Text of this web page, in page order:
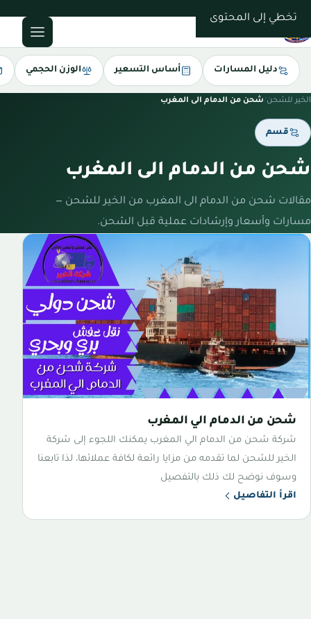
تخطي إلى المحتوى
دليل المسارات أساس التسعير الوزن الحجمي
الخير للشحن/شحن من الدمام الى المغرب
قسم
شحن من الدمام الى المغرب
مقالات شحن من الدمام الى المغرب من الخير للشحن —
مسارات وأسعار وإرشادات عملية قبل الشحن.
شحن من الدمام الي المغرب
شركة شحن من الدمام الي المغرب يمكنك اللجوء إلى شركة
الخير للشحن لما تقدمه من مزايا رائعة لكافة عملائها، لذا تابعنا
وسوف نوضح لك ذلك بالتفصيل
اقرأ التفاصيل